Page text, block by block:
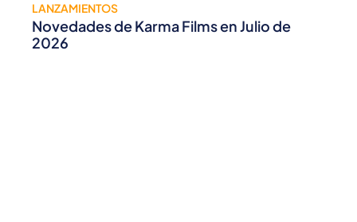
LANZAMIENTOS
Novedades de Karma Films en Julio de
2026